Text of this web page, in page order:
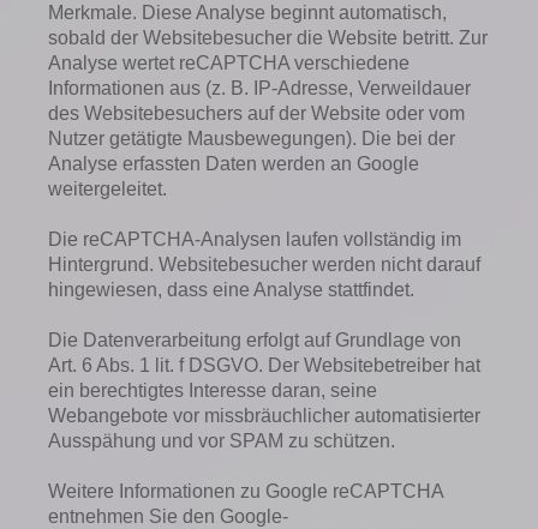
Merkmale. Diese Analyse beginnt automatisch,
sobald der Websitebesucher die Website betritt. Zur
Analyse wertet reCAPTCHA verschiedene
Informationen aus (z. B. IP-Adresse, Verweildauer
des Websitebesuchers auf der Website oder vom
Nutzer getätigte Mausbewegungen). Die bei der
Analyse erfassten Daten werden an Google
weitergeleitet.
Die reCAPTCHA-Analysen laufen vollständig im
Hintergrund. Websitebesucher werden nicht darauf
hingewiesen, dass eine Analyse stattfindet.
Die Datenverarbeitung erfolgt auf Grundlage von
Art. 6 Abs. 1 lit. f DSGVO. Der Websitebetreiber hat
ein berechtigtes Interesse daran, seine
Webangebote vor missbräuchlicher automatisierter
Ausspähung und vor SPAM zu schützen.
Weitere Informationen zu Google reCAPTCHA
entnehmen Sie den Google-